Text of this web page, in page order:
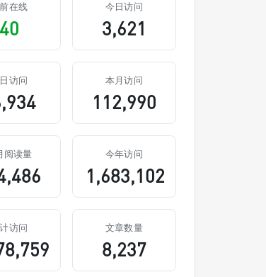
在线
40
今日访问
3,621
访问 本月访问
112,990
阅读量 今年访问
1,683,102
访问 文章数量
8,237